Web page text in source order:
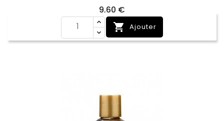
9,60 €
 Ajouter